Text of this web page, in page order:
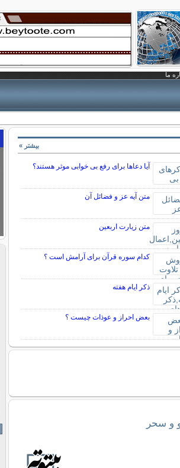
ما
آیا دعاها برای رفع بی خوابی موثر هستند؟
متن آیه عز و فضائل آن
متن زيارت اربعين
کدام سوره قرآن برای آرامش است ؟
ذکر ایام هفته
بعض احراز و عوذات چیست ؟
بیشتر »
و سحر